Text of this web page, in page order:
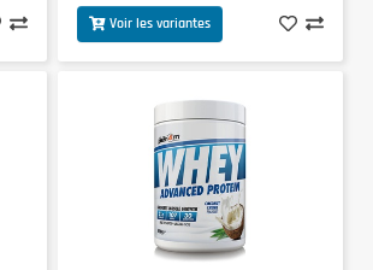
Voir les variantes